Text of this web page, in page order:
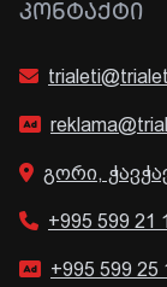
ᲙᲝᲜᲢᲐᲥᲢᲘ
გორი,
+995 599 21
+995 599 25